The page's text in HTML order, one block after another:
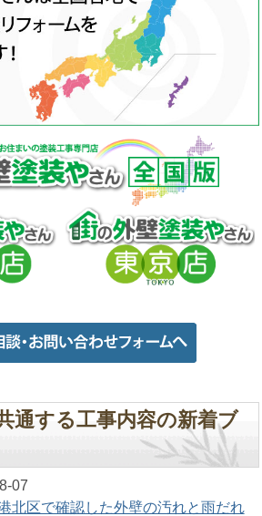
通する工事内容の新着ブ
07
北区で確認した外壁の汚れと雨だれ